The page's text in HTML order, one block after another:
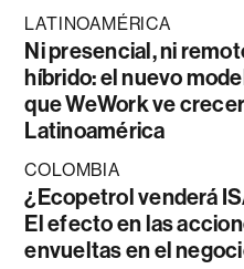
LATINOAMÉRICA
Ni presencial, ni
híbrido: el nuevo
que WeWork ve
Latinoamérica
COLOMBIA
¿Ecopetrol venderá
El efecto en las
envueltas en el